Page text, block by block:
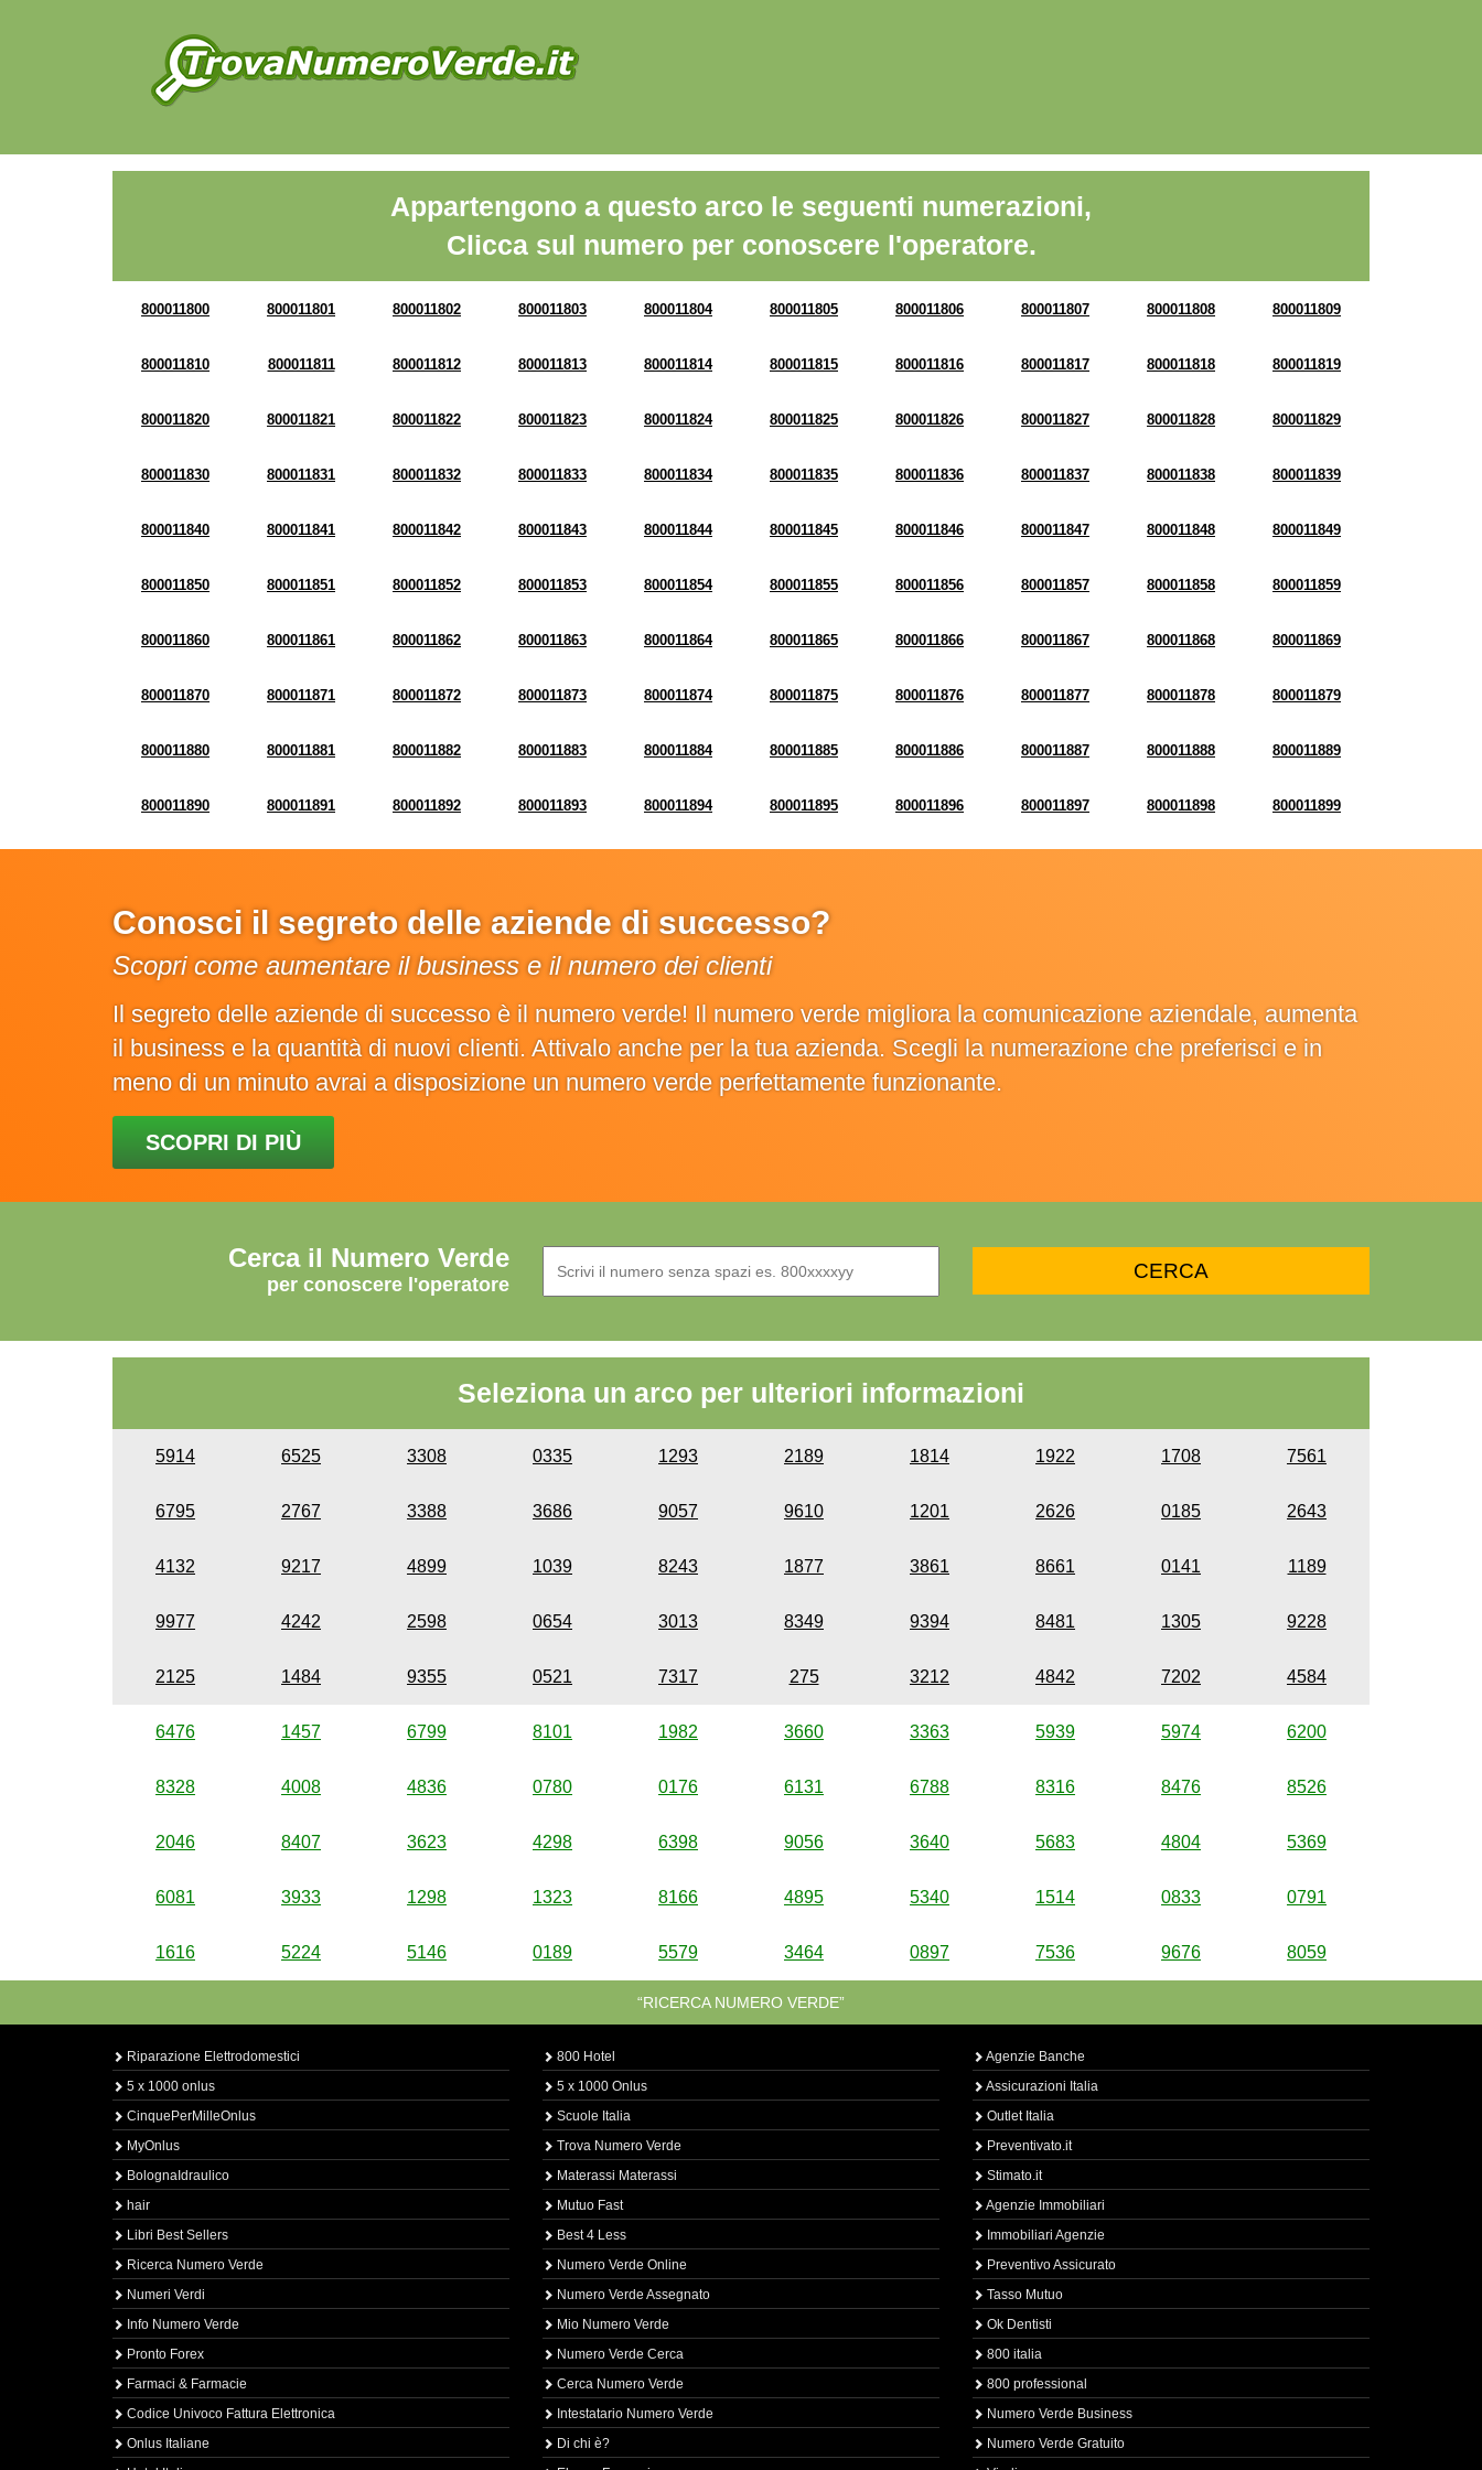
Appartengono a questo arco le seguenti numerazioni,
Clicca sul numero per conoscere l'operatore.
800011800 800011801 800011802 800011803 800011804 800011805 800011806 800011807 800011808 800011809
800011810 800011811 800011812 800011813 800011814 800011815 800011816 800011817 800011818 800011819
800011820 800011821 800011822 800011823 800011824 800011825 800011826 800011827 800011828 800011829
800011830 800011831 800011832 800011833 800011834 800011835 800011836 800011837 800011838 800011839
800011840 800011841 800011842 800011843 800011844 800011845 800011846 800011847 800011848 800011849
800011850 800011851 800011852 800011853 800011854 800011855 800011856 800011857 800011858 800011859
800011860 800011861 800011862 800011863 800011864 800011865 800011866 800011867 800011868 800011869
800011870 800011871 800011872 800011873 800011874 800011875 800011876 800011877 800011878 800011879
800011880 800011881 800011882 800011883 800011884 800011885 800011886 800011887 800011888 800011889
800011890 800011891 800011892 800011893 800011894 800011895 800011896 800011897 800011898 800011899
Conosci il segreto delle aziende di successo?
Scopri come aumentare il business e il numero dei clienti
Il segreto delle aziende di successo è il numero verde! Il numero verde migliora la comunicazione aziendale, aumenta
il business e la quantità di nuovi clienti. Attivalo anche per la tua azienda. Scegli la numerazione che preferisci e in
meno di un minuto avrai a disposizione un numero verde perfettamente funzionante.
SCOPRI DI PIÙ
Cerca il Numero Verde
per conoscere l'operatore
Seleziona un arco per ulteriori informazioni
5914 6525 3308 0335 1293 2189 1814 1922 1708 7561
6795 2767 3388 3686 9057 9610 1201 2626 0185 2643
4132 9217 4899 1039 8243 1877 3861 8661 0141 1189
9977 4242 2598 0654 3013 8349 9394 8481 1305 9228
2125 1484 9355 0521 7317 275 3212 4842 7202 4584
6476 1457 6799 8101 1982 3660 3363 5939 5974 6200
8328 4008 4836 0780 0176 6131 6788 8316 8476 8526
2046 8407 3623 4298 6398 9056 3640 5683 4804 5369
6081 3933 1298 1323 8166 4895 5340 1514 0833 0791
1616 5224 5146 0189 5579 3464 0897 7536 9676 8059
“RICERCA NUMERO VERDE”
Riparazione Elettrodomestici
5 x 1000 onlus
CinquePerMilleOnlus
MyOnlus
BolognaIdraulico
hair
Libri Best Sellers
Ricerca Numero Verde
Numeri Verdi
Info Numero Verde
Pronto Forex
Farmaci & Farmacie
Codice Univoco Fattura Elettronica
Onlus Italiane
800 Hotel
5 x 1000 Onlus
Scuole Italia
Trova Numero Verde
Materassi Materassi
Mutuo Fast
Best 4 Less
Numero Verde Online
Numero Verde Assegnato
Mio Numero Verde
Numero Verde Cerca
Cerca Numero Verde
Intestatario Numero Verde
Di chi è?
Agenzie Banche
Assicurazioni Italia
Outlet Italia
Preventivato.it
Stimato.it
Agenzie Immobiliari
Immobiliari Agenzie
Preventivo Assicurato
Tasso Mutuo
Ok Dentisti
800 italia
800 professional
Numero Verde Business
Numero Verde Gratuito